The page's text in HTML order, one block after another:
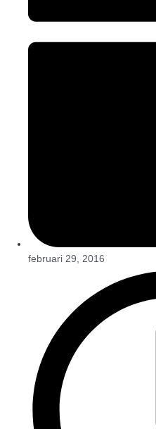
februari 29, 2016